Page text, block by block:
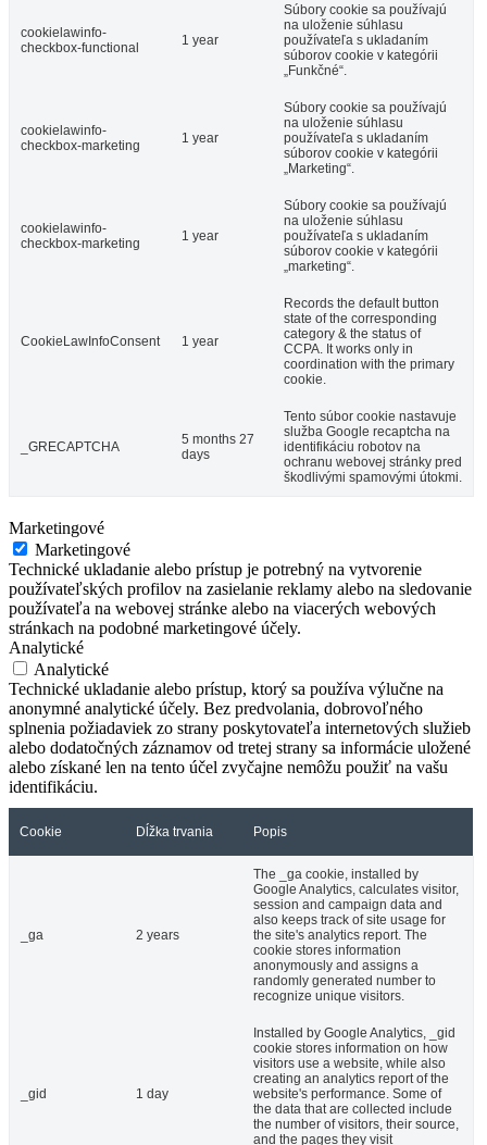
cookielawinfo-
checkbox-functional
1 year
Súbory cookie sa používajú
na uloženie súhlasu
používateľa s ukladaním
súborov cookie v kategórii
„Funkčné“.
cookielawinfo-
checkbox-marketing
1 year
Súbory cookie sa používajú
na uloženie súhlasu
používateľa s ukladaním
súborov cookie v kategórii
„Marketing“.
cookielawinfo-
checkbox-marketing
1 year
Súbory cookie sa používajú
na uloženie súhlasu
používateľa s ukladaním
súborov cookie v kategórii
„marketing“.
CookieLawInfoConsent 1 year
Records the default button
state of the corresponding
category & the status of
CCPA. It works only in
coordination with the primary
cookie.
_GRECAPTCHA
5 months 27
days
Tento súbor cookie nastavuje
služba Google recaptcha na
identifikáciu robotov na
ochranu webovej stránky pred
škodlivými spamovými útokmi.
Marketingové
Marketingové
Technické ukladanie alebo prístup je potrebný na vytvorenie
používateľských profilov na zasielanie reklamy alebo na sledovanie
používateľa na webovej stránke alebo na viacerých webových
stránkach na podobné marketingové účely.
Analytické
Analytické
Technické ukladanie alebo prístup, ktorý sa používa výlučne na
anonymné analytické účely. Bez predvolania, dobrovoľného
splnenia požiadaviek zo strany poskytovateľa internetových služieb
alebo dodatočných záznamov od tretej strany sa informácie uložené
alebo získané len na tento účel zvyčajne nemôžu použiť na vašu
identifikáciu.
Cookie Dĺžka trvania Popis
_ga 2 years
The _ga cookie, installed by
Google Analytics, calculates visitor,
session and campaign data and
also keeps track of site usage for
the site's analytics report. The
cookie stores information
anonymously and assigns a
randomly generated number to
recognize unique visitors.
_gid 1 day
Installed by Google Analytics, _gid
cookie stores information on how
visitors use a website, while also
creating an analytics report of the
website's performance. Some of
the data that are collected include
the number of visitors, their source,
and the pages they visit